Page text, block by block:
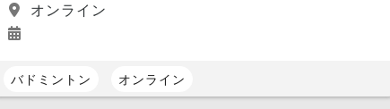
オンライン
バドミントン オンライン